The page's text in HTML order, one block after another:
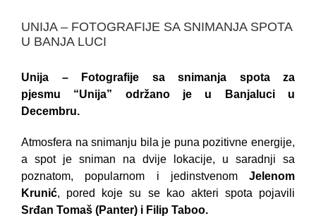
UNIJA – FOTOGRAFIJE SA SNIMANJA SPOTA
U BANJA LUCI
Unija – Fotografije sa snimanja spota za
pjesmu “Unija” održano je u Banjaluci u
Decembru.
Atmosfera na snimanju bila je puna pozitivne energije,
a spot je sniman na dvije lokacije, u saradnji sa
poznatom, popularnom i jedinstvenomJelenom
Krunić, pored koje su se kao akteri spota pojavili
Srđan Tomaš (Panter) i Filip Taboo.